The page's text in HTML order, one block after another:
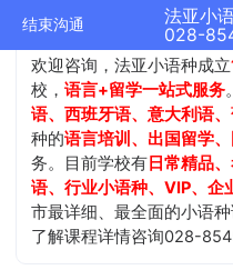
结束沟通
法亚小
028-
欢迎咨询，法亚小语种成立
校，语言+留学一站式服务
语、西班牙语、意大利语
种的语言培训、出国留学
务。目前学校有 日常精品
语、行业小语种、VIP、企
市最详细、最全面的小语种
了解课程详情咨询028-